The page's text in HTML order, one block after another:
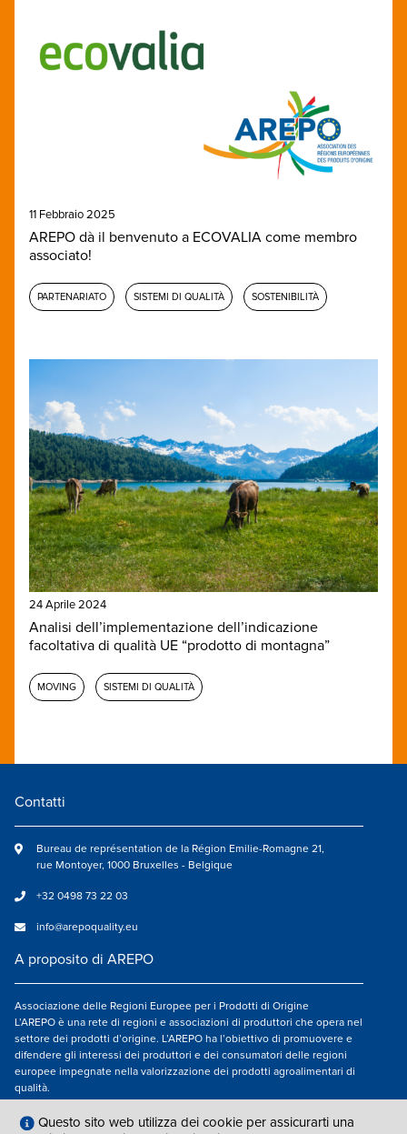
11 Febbraio 2025
AREPO dà il benvenuto a ECOVALIA come membro
associato!
PARTENARIATO SISTEMI DI QUALITÀ SOSTENIBILITÀ
24 Aprile 2024
Analisi dell’implementazione dell’indicazione
facoltativa di qualità UE “prodotto di montagna”
MOVING SISTEMI DI QUALITÀ
Contatti
Bureau de représentation de la Région Emilie-Romagne 21,
rue Montoyer, 1000 Bruxelles - Belgique
+32 0498 73 22 03
info@arepoquality.eu
A proposito di AREPO
Associazione delle Regioni Europee per i Prodotti di Origine
L’AREPO è una rete di regioni e associazioni di produttori che opera nel
settore dei prodotti d’origine. L’AREPO ha l’obiettivo di promuovere e
difendere gli interessi dei produttori e dei consumatori delle regioni
europee impegnate nella valorizzazione dei prodotti agroalimentari di
qualità.
Seguici su
Questo sito web utilizza dei cookie per assicurarti una